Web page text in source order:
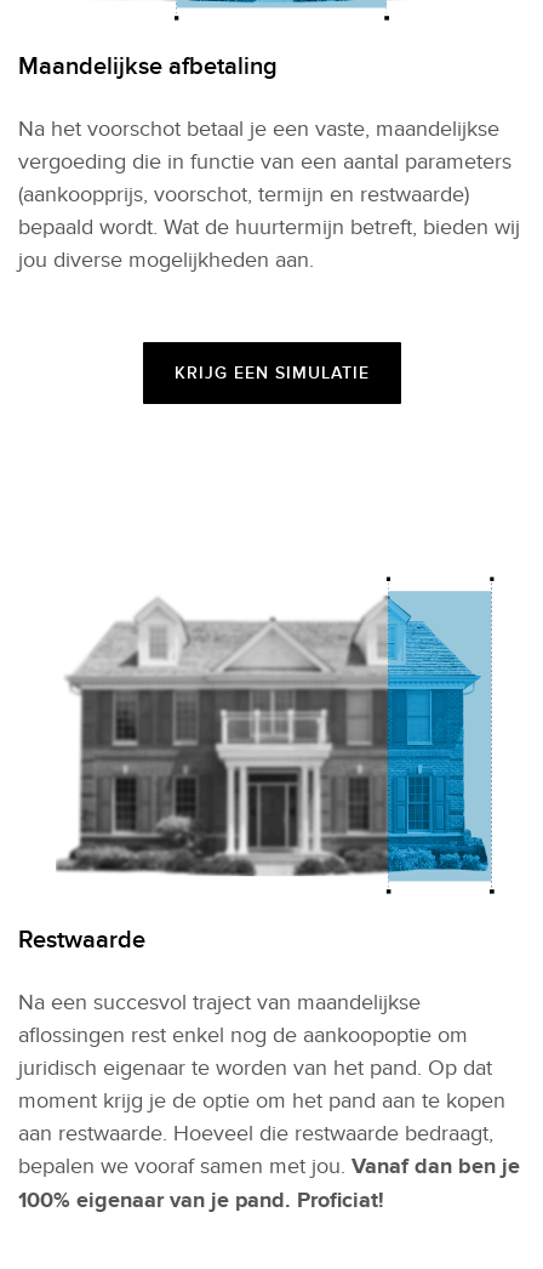
Maandelijkse afbetaling
Na het voorschot betaal je een vaste, maandelijkse
vergoeding die in functie van een aantal parameters
(aankoopprijs, voorschot, termijn en restwaarde)
bepaald wordt. Wat de huurtermijn betreft, bieden wij
jou diverse mogelijkheden aan.
KRIJG EEN SIMULATIE
Restwaarde
Na een succesvol traject van maandelijkse
aflossingen rest enkel nog de aankoopoptie om
juridisch eigenaar te worden van het pand. Op dat
moment krijg je de optie om het pand aan te kopen
aan restwaarde. Hoeveel die restwaarde bedraagt,
bepalen we vooraf samen met jou. Vanaf dan ben je
100% eigenaar van je pand. Proficiat!